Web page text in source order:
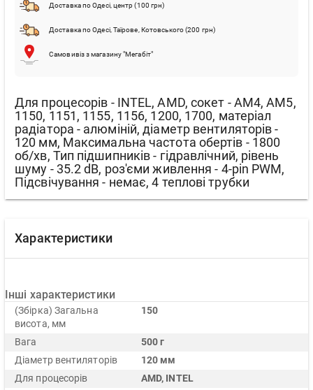
Доставка по Одесі, центр (100 грн)
Доставка по Одесі, Таїрове, Котовського (200 грн)
Самовивіз з магазину "Мегабіт"
Для процесорів - INTEL, AMD, сокет - AM4, AM5,
1150, 1151, 1155, 1156, 1200, 1700, матеріал
радіатора - алюміній, діаметр вентиляторів -
120 мм, Максимальна частота обертів - 1800
об/хв, Тип підшипників - гідравлічний, рівень
шуму - 35.2 dB, роз'єми живлення - 4-pin PWM,
Підсвічування - немає, 4 теплові трубки
Характеристики
Інші характеристики
(Збірка) Загальна
висота, мм
150
Вага
500 г
Діаметр вентиляторів
120 мм
Для процесорів
AMD, INTEL